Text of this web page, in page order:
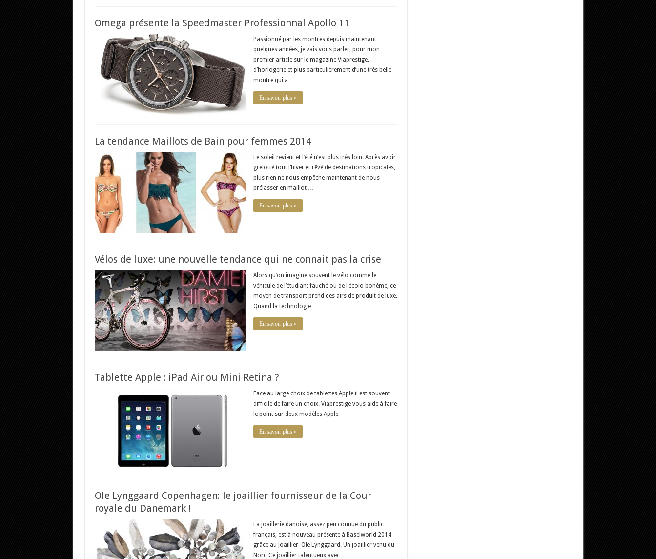
Omega présente la Speedmaster Professionnal Apollo 11
Passionné par les montres depuis maintenant
quelques années, je vais vous parler, pour mon
premier article sur le magazine Viaprestige,
d’horlogerie et plus particulièrement d’une très belle
montre qui a …
En savoir plus »
La tendance Maillots de Bain pour femmes 2014
Le soleil revient et l’été n’est plus très loin. Après avoir
grelotté tout l’hiver et rêvé de destinations tropicales,
plus rien ne nous empêche maintenant de nous
prélasser en maillot …
En savoir plus »
Vélos de luxe: une nouvelle tendance qui ne connait pas la crise
Alors qu’on imagine souvent le vélo comme le
véhicule de l’étudiant fauché ou de l’écolo bohème, ce
moyen de transport prend des airs de produit de luxe.
Quand la technologie …
En savoir plus »
Tablette Apple : iPad Air ou Mini Retina ?
Face au large choix de tablettes Apple il est souvent
difficile de faire un choix. Viaprestige vous aide à faire
le point sur deux modèles Apple
En savoir plus »
Ole Lynggaard Copenhagen: le joaillier fournisseur de la Cour
royale du Danemark !
La joaillerie danoise, assez peu connue du public
français, est à nouveau présente à Baselworld 2014
grâce au joaillier Ole Lynggaard. Un joaillier venu du
Nord Ce joaillier talentueux avec …